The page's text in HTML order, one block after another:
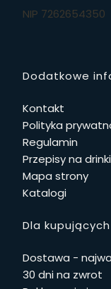
NIP 7262654350
Linki w
Dodatkowe
Kontakt
Polityka
Regulamin
Przepisy na drinki
Mapa strony
Katalogi
Dla kupujących
Dostawa -
30 dni na zwrot